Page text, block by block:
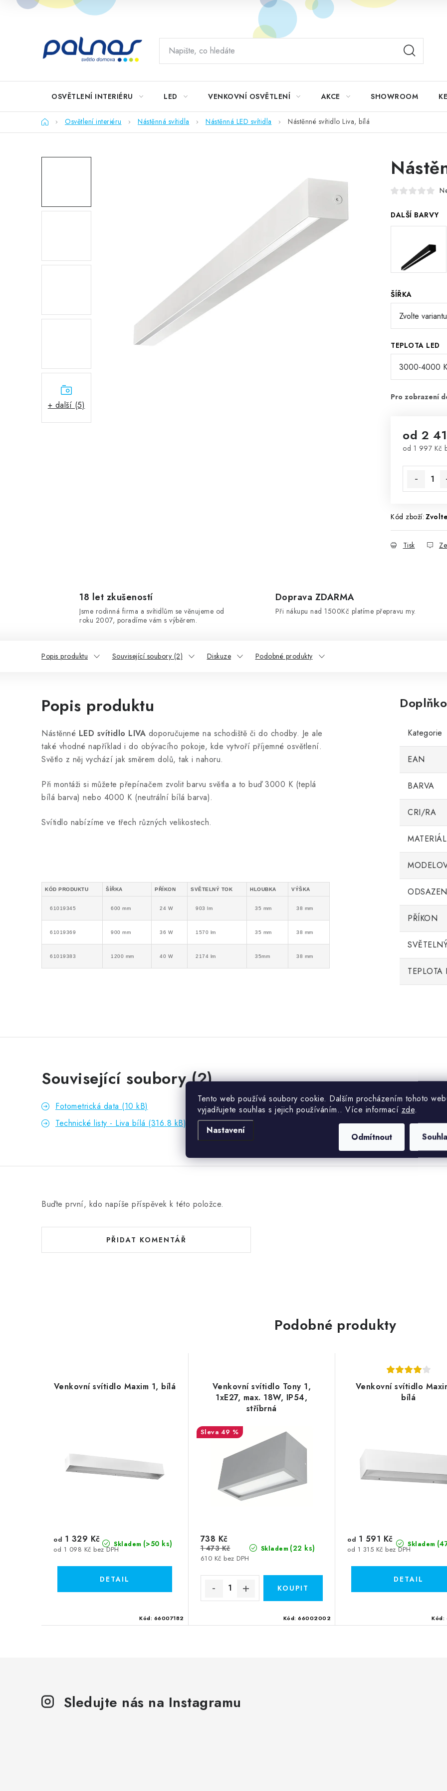
Tento web používá soubory cookie. Dalším procházením tohoto
vyjadřujete souhlas s jejich používáním.. Více informací zde.
Nastavení
Odmítnout
Přejít
OSVĚTLENÍ INTERIÉRU LED VENKOVNÍ OSVĚTLENÍ AKCE SHOWROOM
DomůOsvětlení interiéru Nástěnná svítidla Nástěnná LED svítidla Nástěnné svítidlo Liva, bílá
+ další (5)
DALŠÍ BARVY
ŠÍŘKA
TEPLOTA LED
od 2
od 1 997 Kč
Kód zboží:
Tisk
18 let zkušeností
Jsme rodinná firma a svítidlům se věnujeme od
roku 2007, poradíme vám s výběrem.
Doprava ZDARMA
Při nákupu nad 1500Kč platíme přepravu my.
Popis produktu Související soubory (2) Diskuze Podobné produkty
Popis produktu
Nástěnné LED svítidlo LIVA doporučujeme na schodiště či do chodby. Je ale
také vhodné například i do obývacího pokoje, kde vytvoří příjemné osvětlení.
Světlo z něj vychází jak směrem dolů, tak i nahoru.
Při montáži si můžete přepínačem zvolit barvu světla a to buď 3000 K (teplá
bílá barva) nebo 4000 K (neutrální bílá barva).
Svítidlo nabízíme ve třech různých velikostech.
KÓD PRODUKTU ŠÍŘKA PŘÍKON SVĚTELNÝ TOK HLOUBKA VÝŠKA
61019345 600 mm 24 W 903 lm 35 mm 38 mm
61019369 900 mm 36 W 1570 lm 35 mm 38 mm
61019383 1200 mm 40 W 2174 lm 35mm 38 mm
Kategorie
EAN
BARVA
CRI/RA
MATERIÁL
PŘÍKON
TEPLOTA
Související soubory (2)
Fotometrická data (10 kB)
Technické listy - Liva bílá (316.8 kB)
Buďte první, kdo napíše příspěvek k této položce.
PŘIDAT KOMENTÁŘ
Podobné produkty
Venkovní svítidlo Maxim 1, bílá
Skladem (>50 ks)
od 1 098 Kč bez DPH
od 1 329 Kč
Kód: 66007182
Venkovní svítidlo Tony 1,
1xE27, max. 18W, IP54,
stříbrná
49 %
Skladem (22 ks)
610 Kč bez DPH
738 Kč
1 473 Kč
Kód: 66002002
Venkovní svítidlo
bílá
Skladem
od 1 315 Kč bez DPH
od 1 591 Kč
Kód:
Sledujte nás na Instagramu